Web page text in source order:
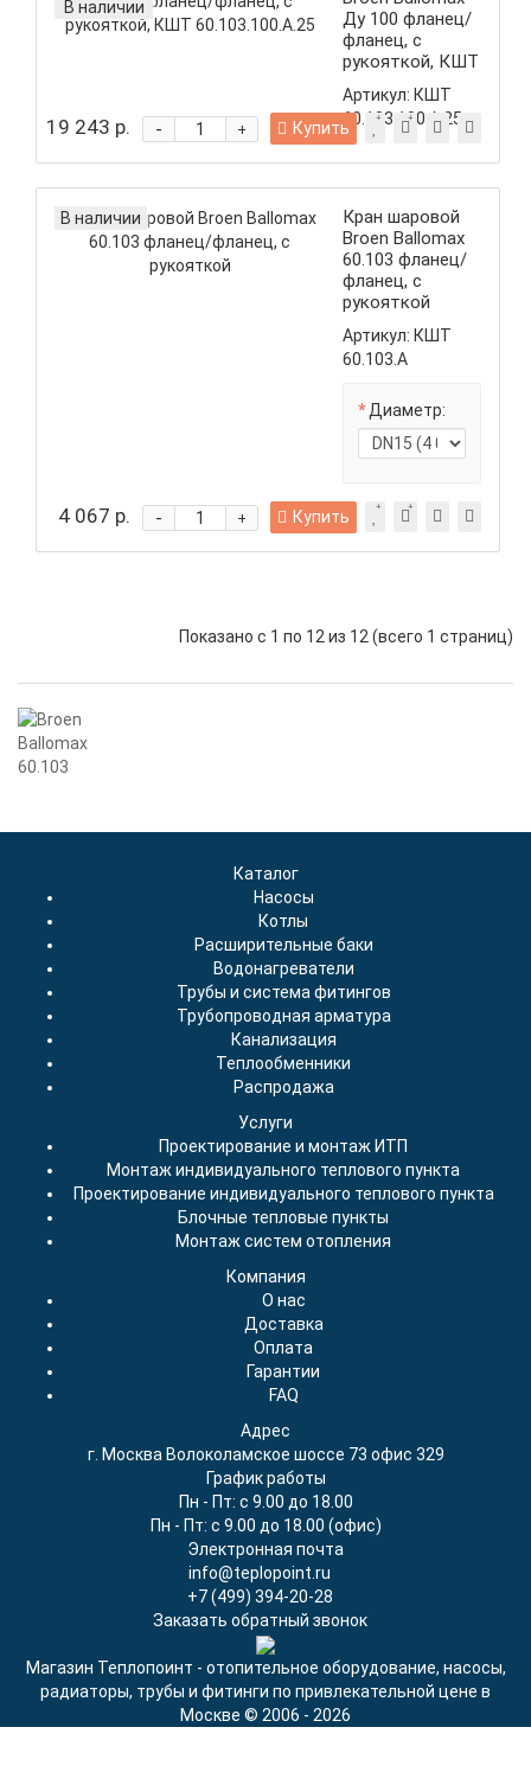
В наличии
Ду 100 фланец/
фланец, с
рукояткой, КШТ
60.103.100.А.25
Артикул: КШТ
60.103.100.А.25
19 243 р. +
- Купить
В наличии
Кран шаровой
Broen Ballomax
60.103 фланец/
фланец, с
рукояткой
Артикул: КШТ
60.103.А
Диаметр:
4 067 р. +
- Купить
Показано с 1 по 12 из 12 (всего 1 страниц)
Каталог
Насосы
Котлы
Расширительные баки
Водонагреватели
Трубы и система фитингов
Трубопроводная арматура
Канализация
Теплообменники
Распродажа
Услуги
Проектирование и монтаж ИТП
Монтаж индивидуального теплового пункта
Проектирование индивидуального теплового пункта
Блочные тепловые пункты
Монтаж систем отопления
Компания
О нас
Доставка
Оплата
Гарантии
FAQ
Адрес
г. Москва Волоколамское шоссе 73 офис 329
График работы
Пн - Пт: с 9.00 до 18.00
Пн - Пт: с 9.00 до 18.00 (офис)
Электронная почта
info@teplopoint.ru
+7 (499) 394-20-28
Заказать обратный звонок
Магазин Теплопоинт - отопительное оборудование, насосы,
радиаторы, трубы и фитинги по привлекательной цене в
Москве © 2006 - 2026